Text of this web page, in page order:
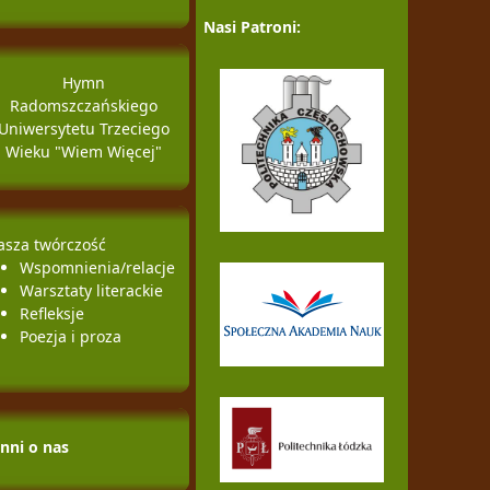
Hymn
Radomszczańskiego
Trzeciego
Wieku "Wiem Więcej"
twórczość
Wspomnienia/relacje
Warsztaty literackie
Refleksje
Poezja i proza
o nas
Nasi Patroni: